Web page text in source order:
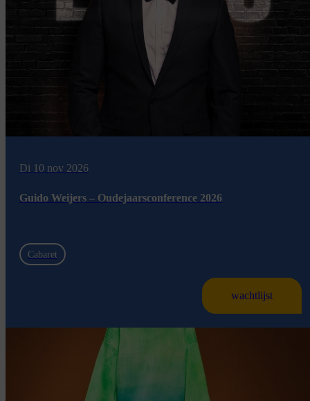
Di 10 nov 2026
Guido Weijers – Oudejaarsconference 2026
Cabaret
wachtlijst